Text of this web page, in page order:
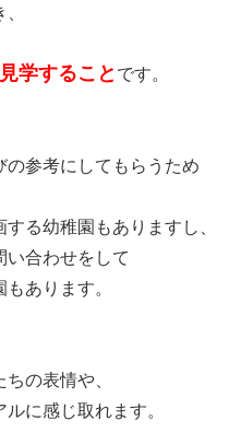
学すること です。
参考にしてもらうため
る幼稚園もありますし、
い合わせをして
あります。
の表情や、
に感じ取れます。